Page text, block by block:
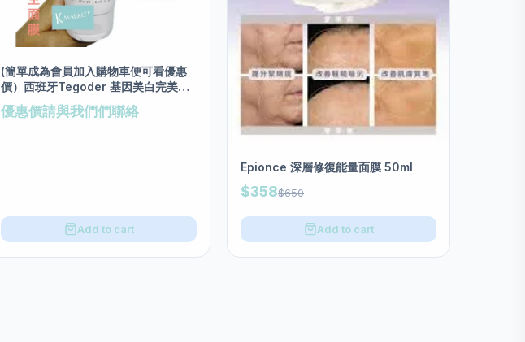
(簡單成為會員加入購物車便可看優惠
價）西班牙Tegoder 基因美白完美再
生面膜 salon size 200ml
優惠價請與我們們聯絡
Add to cart
Epionce 深層修復能量面膜 50ml
$358$650
Add to cart